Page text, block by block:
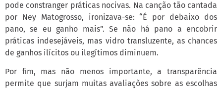
pode constranger práticas nocivas. Na canção tão cantada
por Ney Matogrosso, ironizava-se: “É por debaixo dos
pano, se eu ganho mais”. Se não há pano a encobrir
práticas indesejáveis, mas vidro transluzente, as chances
de ganhos ilícitos ou ilegítimos diminuem.
Por fim, mas não menos importante, a transparência
permite que surjam muitas avaliações sobre as escolhas